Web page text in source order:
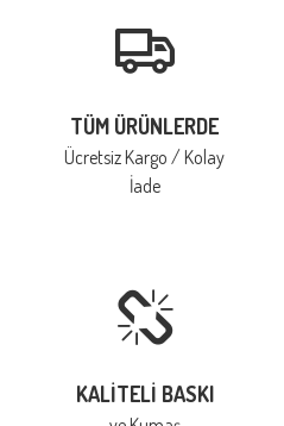
TÜM ÜRÜNLERDE
Ücretsiz Kargo / Kolay
İade
KALITELI BASKI